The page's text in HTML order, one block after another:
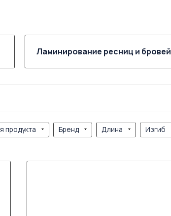
Ламинирование ресниц и бровей
продукта Бренд Длина Изгиб